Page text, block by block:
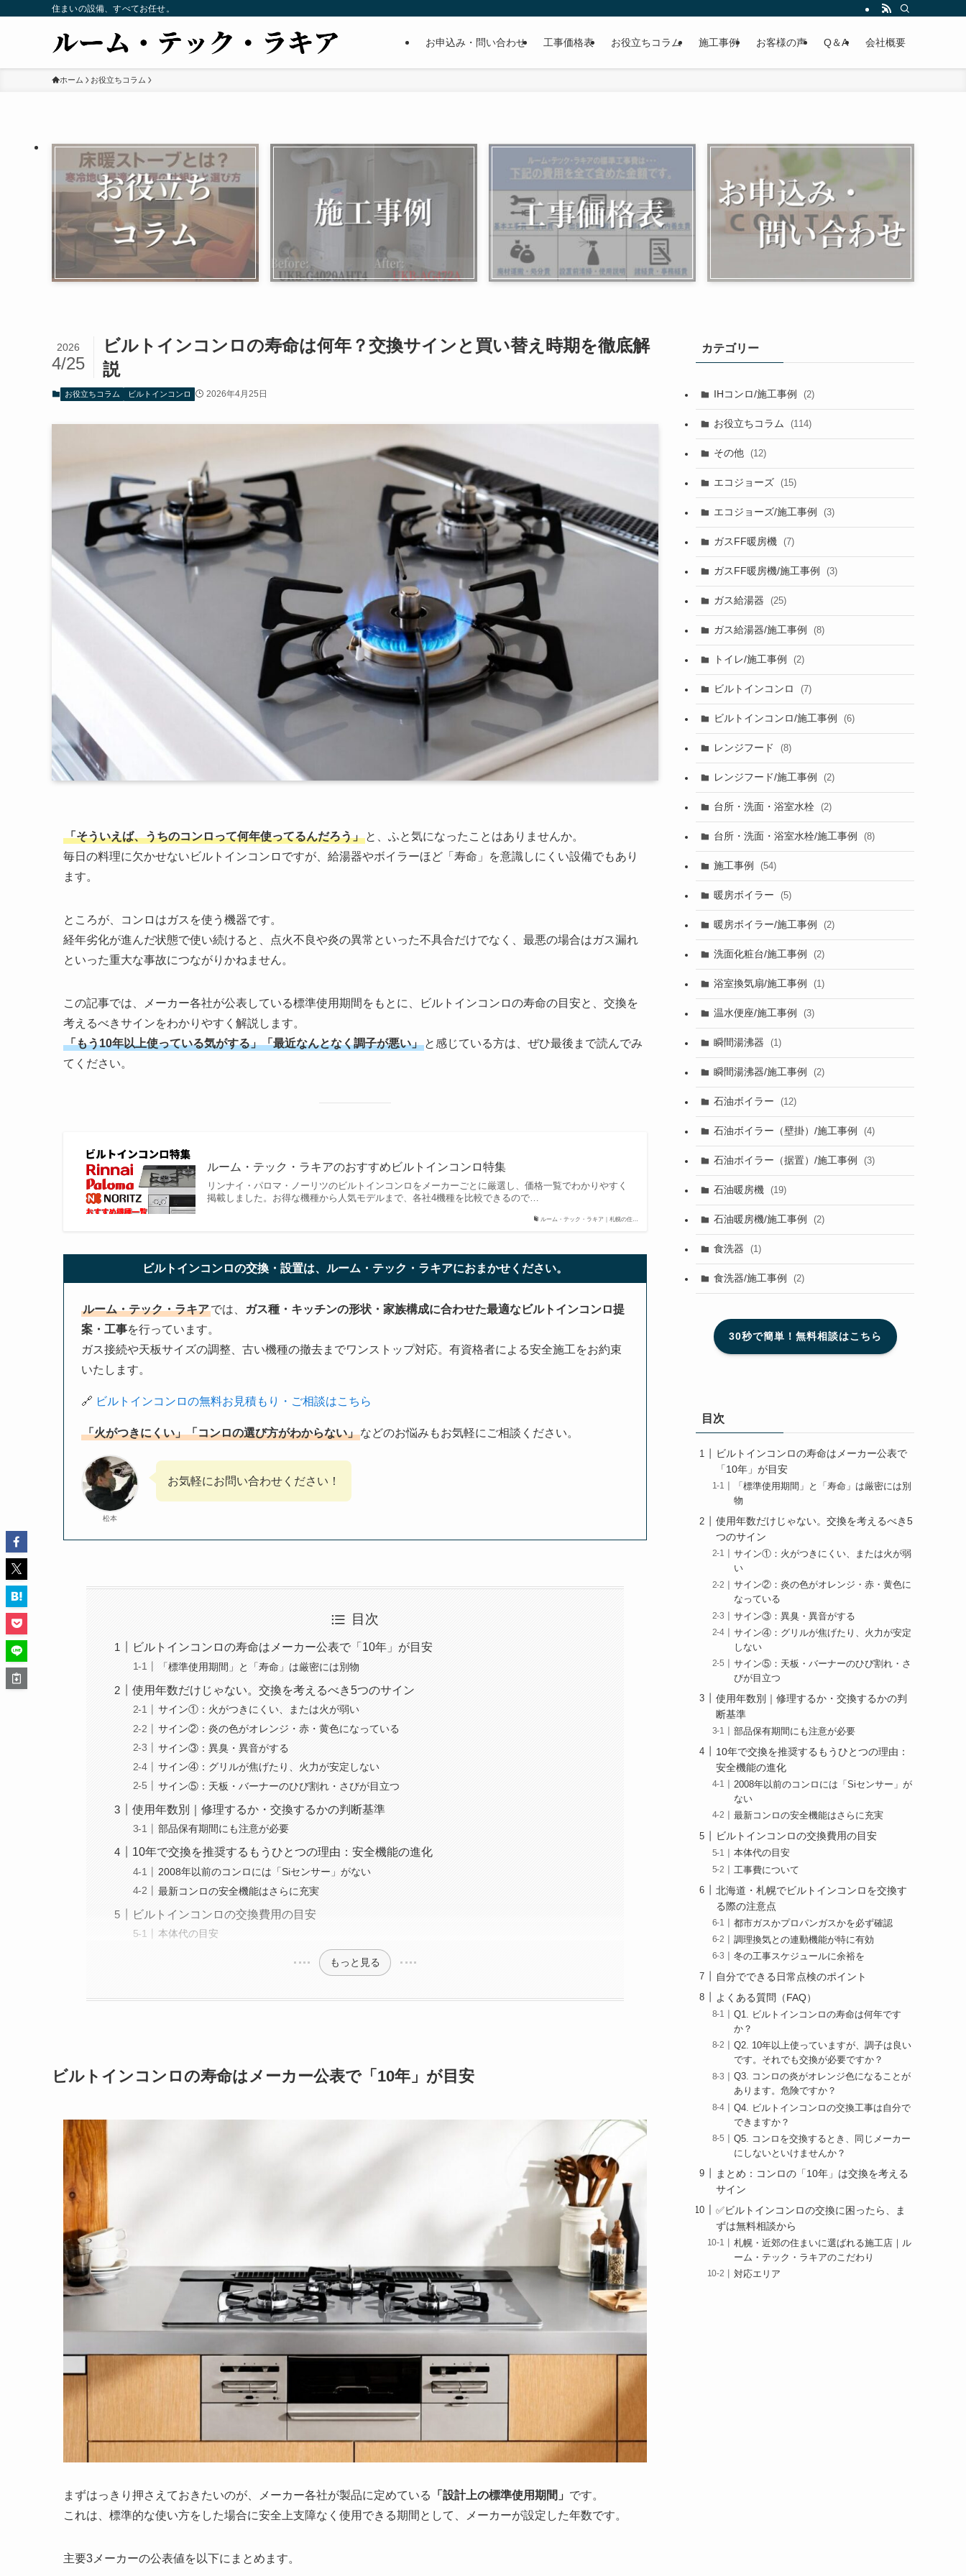
住まいの設備、すべてお任せ。
お申込み・問い合わせ 工事価格表 お役立ちコラム 施工事例 お客様の声 Q＆A 会社概要
ホーム お役立ちコラム
ビルトインコンロの寿命は何年？交換サインと買い替え時期を徹底解
説
2026
4/25
お役立ちコラム ビルトインコンロ 2026年4月25日
「そういえば、うちのコンロって何年使ってるんだろう」 と、ふと気になったことはありませんか。
毎日の料理に欠かせないビルトインコンロですが、給湯器やボイラーほど「寿命」を意識しにくい設備でもあり
ます。
ところが、コンロはガスを使う機器です。
経年劣化が進んだ状態で使い続けると、点火不良や炎の異常といった不具合だけでなく、最悪の場合はガス漏れ
といった重大な事故につながりかねません。
この記事では、メーカー各社が公表している標準使用期間をもとに、ビルトインコンロの寿命の目安と、交換を
考えるべきサインをわかりやすく解説します。
「もう10年以上使っている気がする」「最近なんとなく調子が悪い」 と感じている方は、ぜひ最後まで読んでみ
てください。
ルーム・テック・ラキア｜札幌の住…
ルーム・テック・ラキアのおすすめビルトインコンロ特集
リンナイ・パロマ・ノーリツのビルトインコンロをメーカーごとに厳選し、価格一覧でわかりやすく
掲載しました。お得な機種から人気モデルまで、各社4機種を比較できるので…
ビルトインコンロの交換・設置は、ルーム・テック・ラキアにおまかせください。
ルーム・テック・ラキアでは、 ガス種・キッチンの形状・家族構成に合わせた最適なビルトインコンロ提
案・工事を行っています。
ガス接続や天板サイズの調整、古い機種の撤去までワンストップ対応。有資格者による安全施工をお約束
いたします。
🔗 ビルトインコンロの無料お見積もり・ご相談はこちら
「火がつきにくい」「コンロの選び方がわからない」などのお悩みもお気軽にご相談ください。
松本
お気軽にお問い合わせください！
目次
ビルトインコンロの寿命はメーカー公表で「10年」が目安
「標準使用期間」と「寿命」は厳密には別物
使用年数だけじゃない。交換を考えるべき5つのサイン
サイン①：火がつきにくい、または火が弱い
サイン②：炎の色がオレンジ・赤・黄色になっている
サイン③：異臭・異音がする
サイン④：グリルが焦げたり、火力が安定しない
サイン⑤：天板・バーナーのひび割れ・さびが目立つ
使用年数別｜修理するか・交換するかの判断基準
部品保有期間にも注意が必要
10年で交換を推奨するもうひとつの理由：安全機能の進化
2008年以前のコンロには「Siセンサー」がない
最新コンロの安全機能はさらに充実
ビルトインコンロの交換費用の目安
本体代の目安
もっと見る
ビルトインコンロの寿命はメーカー公表で「10年」が目安
まずはっきり押さえておきたいのが、メーカー各社が製品に定めている 「設計上の標準使用期間」 です。
これは、標準的な使い方をした場合に安全上支障なく使用できる期間として、メーカーが設定した年数です。
主要3メーカーの公表値を以下にまとめます。
カテゴリー
IHコンロ/施工事例 (2)
お役立ちコラム (114)
その他 (12)
エコジョーズ (15)
エコジョーズ/施工事例 (3)
ガスFF暖房機 (7)
ガスFF暖房機/施工事例 (3)
ガス給湯器 (25)
ガス給湯器/施工事例 (8)
トイレ/施工事例 (2)
ビルトインコンロ (7)
ビルトインコンロ/施工事例 (6)
レンジフード (8)
レンジフード/施工事例 (2)
台所・洗面・浴室水栓 (2)
台所・洗面・浴室水栓/施工事例 (8)
施工事例 (54)
暖房ボイラー (5)
暖房ボイラー/施工事例 (2)
洗面化粧台/施工事例 (2)
浴室換気扇/施工事例 (1)
温水便座/施工事例 (3)
瞬間湯沸器 (1)
瞬間湯沸器/施工事例 (2)
石油ボイラー (12)
石油ボイラー（壁掛）/施工事例 (4)
石油ボイラー（据置）/施工事例 (3)
石油暖房機 (19)
石油暖房機/施工事例 (2)
食洗器 (1)
食洗器/施工事例 (2)
30秒で簡単！無料相談はこちら
目次
ビルトインコンロの寿命はメーカー公表で
「10年」が目安
「標準使用期間」と「寿命」は厳密には別
物
使用年数だけじゃない。交換を考えるべき5
つのサイン
サイン①：火がつきにくい、または火が弱
い
サイン②：炎の色がオレンジ・赤・黄色に
なっている
サイン③：異臭・異音がする
サイン④：グリルが焦げたり、火力が安定
しない
サイン⑤：天板・バーナーのひび割れ・さ
びが目立つ
使用年数別｜修理するか・交換するかの判
断基準
部品保有期間にも注意が必要
10年で交換を推奨するもうひとつの理由：
安全機能の進化
2008年以前のコンロには「Siセンサー」が
ない
最新コンロの安全機能はさらに充実
ビルトインコンロの交換費用の目安
本体代の目安
工事費について
北海道・札幌でビルトインコンロを交換す
る際の注意点
都市ガスかプロパンガスかを必ず確認
調理換気との連動機能が特に有効
冬の工事スケジュールに余裕を
自分でできる日常点検のポイント
よくある質問（FAQ）
Q1. ビルトインコンロの寿命は何年です
か？
Q2. 10年以上使っていますが、調子は良い
です。それでも交換が必要ですか？
Q3. コンロの炎がオレンジ色になることが
あります。危険ですか？
Q4. ビルトインコンロの交換工事は自分で
できますか？
Q5. コンロを交換するとき、同じメーカー
にしないといけませんか？
まとめ：コンロの「10年」は交換を考える
サイン
✅ビルトインコンロの交換に困ったら、ま
ずは無料相談から
札幌・近郊の住まいに選ばれる施工店｜ル
ーム・テック・ラキアのこだわり
対応エリア